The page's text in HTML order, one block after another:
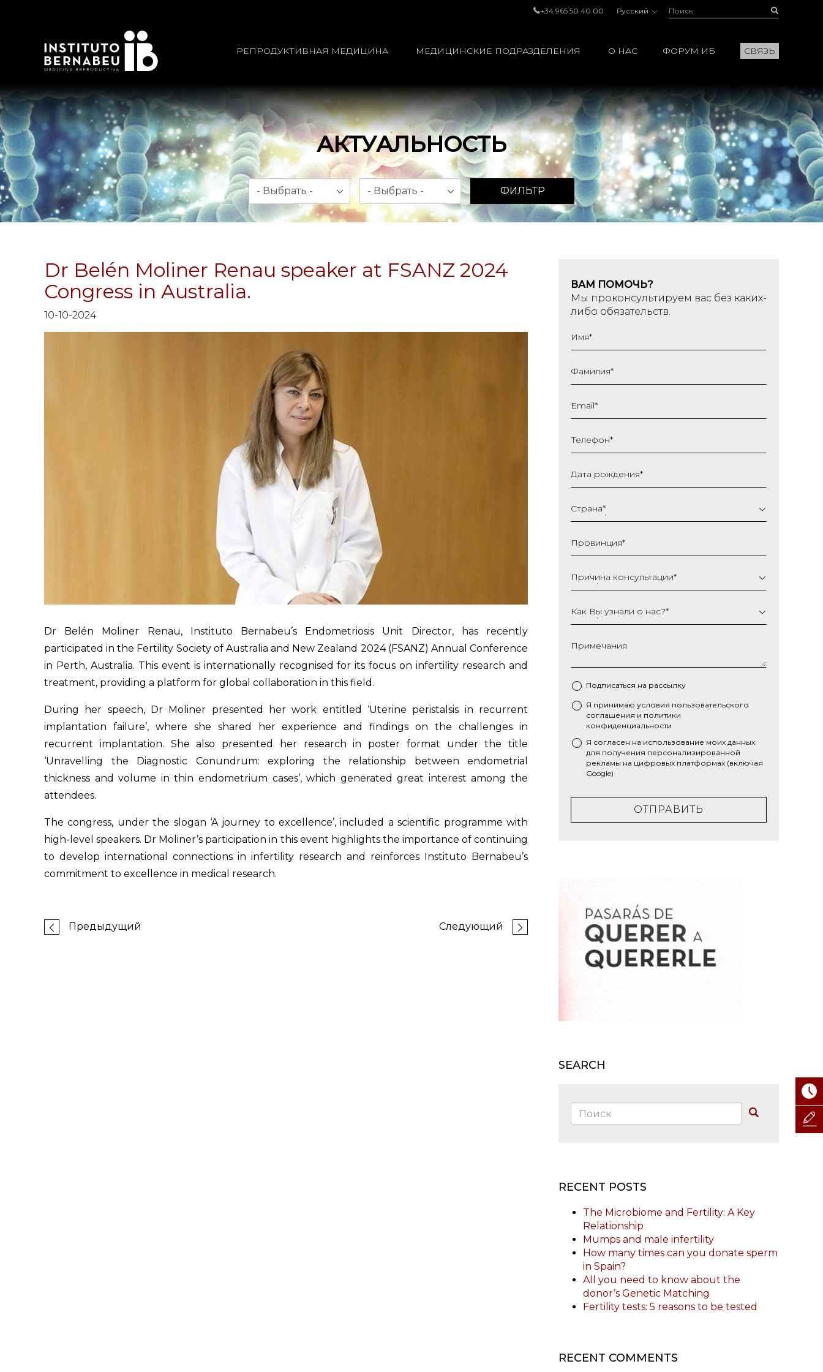
+34 965 50 40 00 Русский Поиск:
РЕПРОДУКТИВНАЯ МЕДИЦИНА МЕДИЦИНСКИЕ ПОДРАЗДЕЛЕНИЯ О НАС ФОРУМ ИБ СВЯЗЬ
АКТУАЛЬНОСТЬ
Месяц Год
ФИЛЬТР
Dr Belén Moliner Renau speaker at FSANZ 2024
Congress in Australia.
10-10-2024
Dr Belén Moliner Renau, Instituto Bernabeu’s Endometriosis Unit Director, has recently
participated in the Fertility Society of Australia and New Zealand 2024 (FSANZ) Annual Conference
in Perth, Australia. This event is internationally recognised for its focus on infertility research and
treatment, providing a platform for global collaboration in this field.
During her speech, Dr Moliner presented her work entitled ‘Uterine peristalsis in recurrent
implantation failure’, where she shared her experience and findings on the challenges in
recurrent implantation. She also presented her research in poster format under the title
‘Unravelling the Diagnostic Conundrum: exploring the relationship between endometrial
thickness and volume in thin endometrium cases’, which generated great interest among the
attendees.
The congress, under the slogan ‘A journey to excellence’, included a scientific programme with
high-level speakers. Dr Moliner’s participation in this event highlights the importance of continuing
to develop international connections in infertility research and reinforces Instituto Bernabeu’s
commitment to excellence in medical research.
Предыдущий Следующий
ВАМ ПОМОЧЬ?
Мы проконсультируем вас без каких-
либо обязательств.
Имя*
Фамилия*
Email*
Телефон*
Дата рождения*
слеш
ММ
ГГГГ
Страна*
Провинция*
Причина консультации*
Как Вы узнали о нас?*
Примечания
Подписаться на рассылку
* Я принимаю условия пользовательского
соглашения и политики
конфиденциальности
Я согласен на использование моих данных
для получения персонализированной
рекламы на цифровых платформах (включая
Google)
ОТПРАВИТЬ
SEARCH
Поиск:
RECENT POSTS
The Microbiome and Fertility: A Key
Relationship
Mumps and male infertility
How many times can you donate sperm
in Spain?
All you need to know about the
donor’s Genetic Matching
Fertility tests: 5 reasons to be tested
RECENT COMMENTS